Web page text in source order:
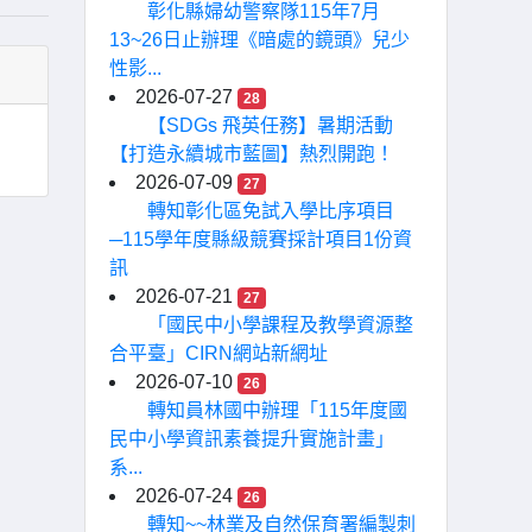
彰化縣婦幼警察隊115年7月
13~26日止辦理《暗處的鏡頭》兒少
性影...
2026-07-27
28
【SDGs 飛英任務】暑期活動
【打造永續城市藍圖】熱烈開跑！
2026-07-09
27
轉知彰化區免試入學比序項目
─115學年度縣級競賽採計項目1份資
訊
2026-07-21
27
「國民中小學課程及教學資源整
合平臺」CIRN網站新網址
2026-07-10
26
轉知員林國中辦理「115年度國
民中小學資訊素養提升實施計畫」
系...
2026-07-24
26
轉知~~林業及自然保育署編製刺